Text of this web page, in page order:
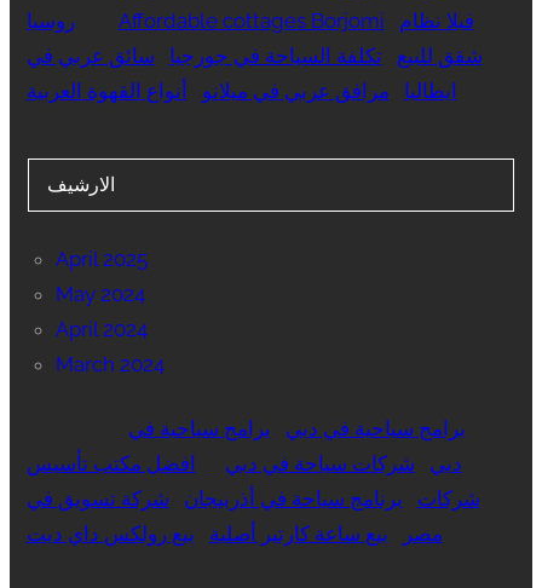
روسيا
Affordable cottages Borjomi
فيلا نظام
شقق للبيع
تكلفة السياحة في جورجيا
سائق عربي في
ايطاليا
مرافق عربي في ميلانو أنواع القهوة العربية
الارشيف
April 2025
May 2024
April 2024
March 2024
برامج سياحية في دبي
برامج سياحية في
دبي
شركات سياحة في دبي
افضل مكتب تأسيس
شركات
برنامج سياحة في أذربيجان
شركة تسويق في
مصر
بيع ساعة كارتير أصلية بيع رولكس داي ديت